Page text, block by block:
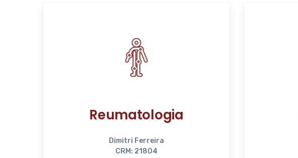
Reumatologia
Dimitri Ferreira
CRM: 21804